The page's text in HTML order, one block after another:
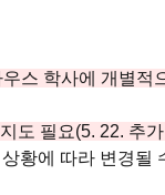
스 학사에 개별적
도 필요(5. 22. 추
황에 따라 변경될